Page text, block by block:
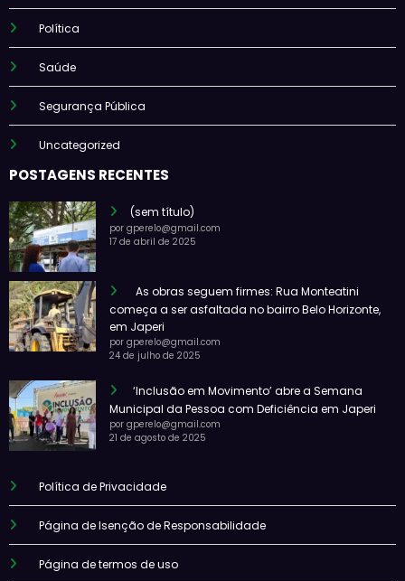
Política
Saúde
Segurança Pública
Uncategorized
POSTAGENS RECENTES
(sem título)
por gperelo@gmail.com
17 de abril de 2025
As obras seguem firmes: Rua Monteatini
começa a ser asfaltada no bairro Belo Horizonte,
em Japeri
por gperelo@gmail.com
24 de julho de 2025
‘Inclusão em Movimento’ abre a Semana
Municipal da Pessoa com Deficiência em Japeri
por gperelo@gmail.com
21 de agosto de 2025
Política de Privacidade
Página de Isenção de Responsabilidade
Página de termos de uso